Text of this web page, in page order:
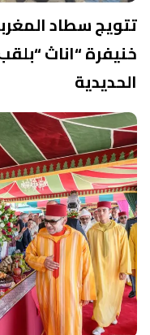
تتويج سطاد
خنيفرة “اناث
الحديدية